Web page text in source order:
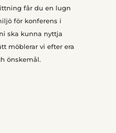
får du en lugn
för konferens i
ska kunna nyttja
möblerar vi efter era
önskemål.